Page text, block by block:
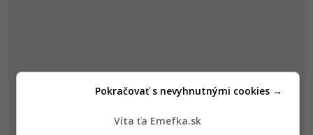
Víta ťa Emefka.sk
Pokračovať s nevyhnutnými cookies →